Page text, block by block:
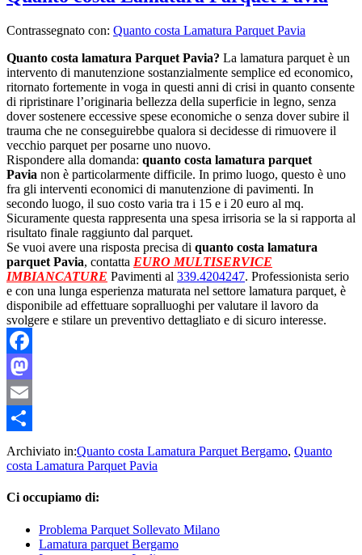
Contrassegnato con: Quanto costa Lamatura Parquet Pavia
Quanto costa lamatura Parquet Pavia? La lamatura parquet è un
intervento di manutenzione sostanzialmente semplice ed economico,
ritornato fortemente in voga in questi anni di crisi in quanto consente
di ripristinare l’originaria bellezza della superficie in legno, senza
dover sostenere eccessive spese economiche o senza dover subire il
trauma che ne conseguirebbe qualora si decidesse di rimuovere il
vecchio parquet per posarne uno nuovo.
Rispondere alla domanda: quanto costa lamatura parquet
Pavia non è particolarmente difficile. In primo luogo, questo è uno
fra gli interventi economici di manutenzione di pavimenti. In
secondo luogo, il suo costo varia tra i 15 e i 20 euro al mq.
Sicuramente questa rappresenta una spesa irrisoria se la si rapporta al
risultato finale raggiunto dal parquet.
Se vuoi avere una risposta precisa di quanto costa lamatura
parquet Pavia, contatta EURO MULTISERVICE
IMBIANCATURE Pavimenti al 339.4204247. Professionista serio
e con una lunga esperienza maturata nel settore lamatura parquet, è
disponibile ad effettuare sopralluoghi per valutare il lavoro da
svolgere e stilare un preventivo dettagliato e di sicuro interesse.
Facebook
Mastodon
Email
Condividi
Archiviato in:Quanto costa Lamatura Parquet Bergamo, Quanto
costa Lamatura Parquet Pavia
Ci occupiamo di:
Problema Parquet Sollevato Milano
Lamatura parquet Bergamo